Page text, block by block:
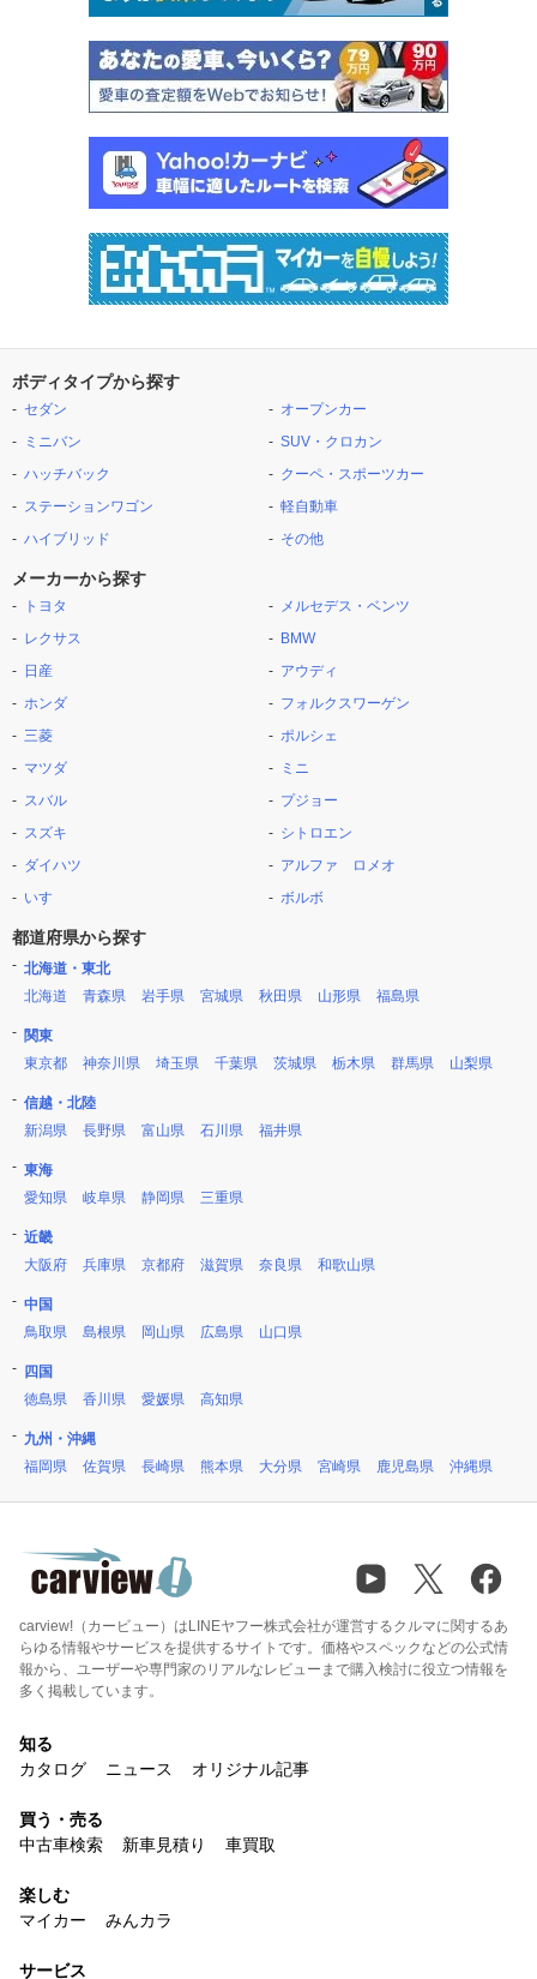
ボディタイプから探す
セダン
ミニバン
ハッチバック
ステーションワゴン
ハイブリッド
オープンカー
SUV・クロカン
クーペ・スポーツカー
軽自動車
その他
メーカーから探す
トヨタ
レクサス
日産
ホンダ
三菱
マツダ
スバル
スズキ
ダイハツ
いすゞ
メルセデス・ベンツ
BMW
アウディ
フォルクスワーゲン
ポルシェ
ミニ
プジョー
シトロエン
アルファ ロメオ
ボルボ
都道府県から探す
北海道・東北
北海道
青森県 岩手県 宮城県 秋田県 山形県 福島県
関東
東京都
神奈川県 埼玉県 千葉県 茨城県 栃木県 群馬県 山梨県
信越・北陸
新潟県
長野県 富山県 石川県 福井県
東海
愛知県
岐阜県 静岡県 三重県
近畿
大阪府
兵庫県 京都府 滋賀県 奈良県 和歌山県
中国
鳥取県
島根県 岡山県 広島県 山口県
四国
徳島県
香川県 愛媛県 高知県
九州・沖縄
福岡県
佐賀県 長崎県 熊本県 大分県 宮崎県 鹿児島県 沖縄県
carview!（カービュー）はLINEヤフー株式会社が運営するクルマに関するあ
らゆる情報やサービスを提供するサイトです。価格やスペックなどの公式情
報から、ユーザーや専門家のリアルなレビューまで購入検討に役立つ情報を
多く掲載しています。
知る
カタログ
ニュース オリジナル記事
買う・売る
中古車検索
新車見積り 車買取
楽しむ
マイカー
みんカラ
サービス